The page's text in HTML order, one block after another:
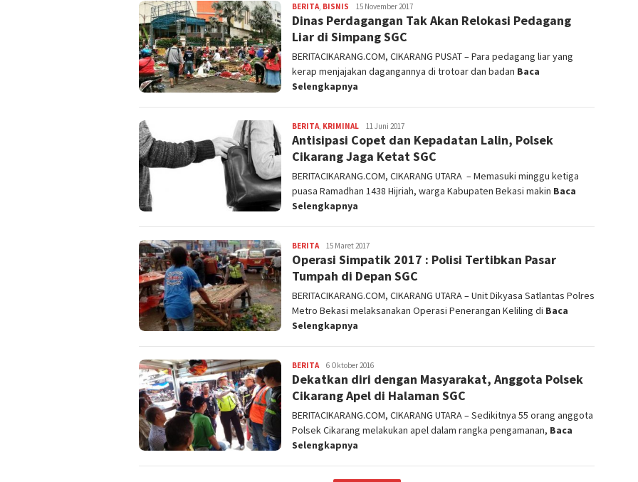
BERITA BISNIS admin
15 November 2017
Dinas Perdagangan Tak Akan Relokasi Pedagang
Liar di Simpang SGC
BERITACIKARANG.COM, CIKARANG PUSAT – Para pedagang liar yang
kerap menjajakan dagangannya di trotoar dan badan Baca
Selengkapnya
BERITA KRIMINAL admin
11 Juni 2017
Antisipasi Copet dan Kepadatan Lalin, Polsek
Cikarang Jaga Ketat SGC
BERITACIKARANG.COM, CIKARANG UTARA – Memasuki minggu ketiga
puasa Ramadhan 1438 Hijriah, warga Kabupaten Bekasi makin Baca
Selengkapnya
BERITA admin
15 Maret 2017
Operasi Simpatik 2017 : Polisi Tertibkan Pasar
Tumpah di Depan SGC
BERITACIKARANG.COM, CIKARANG UTARA – Unit Dikyasa Satlantas Polres
Metro Bekasi melaksanakan Operasi Penerangan Keliling di Baca
Selengkapnya
BERITA admin
6 Oktober 2016
Dekatkan diri dengan Masyarakat, Anggota Polsek
Cikarang Apel di Halaman SGC
BERITACIKARANG.COM, CIKARANG UTARA – Sedikitnya 55 orang anggota
Polsek Cikarang melakukan apel dalam rangka pengamanan, Baca
Selengkapnya